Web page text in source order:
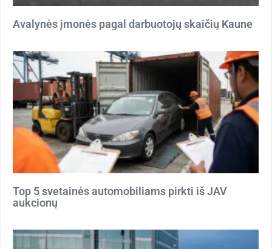
Avalynės įmonės pagal darbuotojų skaičių Kaune
Top 5 svetainės automobiliams pirkti iš JAV
aukcionų